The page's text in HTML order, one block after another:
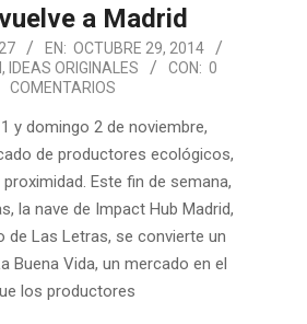
a Madrid
EN: OCTUBRE 29, 2014
, IDEAS ORIGINALES CON: 0
COMENTARIOS
y domingo 2 de noviembre,
de productores ecológicos,
Este fin de semana,
la nave de Impact Hub Madrid,
de Las Letras, se convierte un
Buena Vida, un mercado en el
los productores